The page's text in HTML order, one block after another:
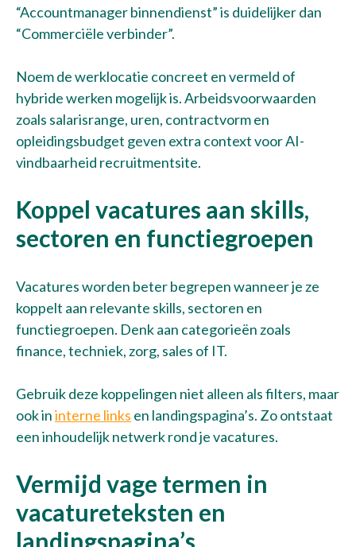
“Accountmanager binnendienst” is duidelijker dan
“Commerciële verbinder”.
Noem de werklocatie concreet en vermeld of
hybride werken mogelijk is. Arbeidsvoorwaarden
zoals salarisrange, uren, contractvorm en
opleidingsbudget geven extra context voor AI-
vindbaarheid recruitmentsite.
Koppel vacatures aan skills,
sectoren en functiegroepen
Vacatures worden beter begrepen wanneer je ze
koppelt aan relevante skills, sectoren en
functiegroepen. Denk aan categorieën zoals
finance, techniek, zorg, sales of IT.
Gebruik deze koppelingen niet alleen als filters, maar
ook ininterne links en landingspagina’s. Zo ontstaat
een inhoudelijk netwerk rond je vacatures.
Vermijd vage termen in
vacatureteksten en
landingspagina’s